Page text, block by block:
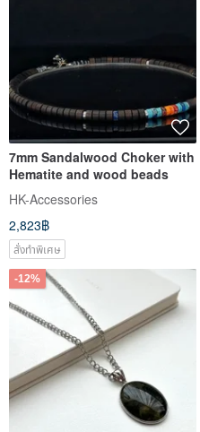
7mm Sandalwood Choker with
Hematite and wood beads
HK-Accessories
2,823฿
สั่งทำพิเศษ
-12%